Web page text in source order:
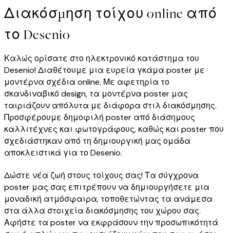
Διακόσμηση τοίχου online από
το Desenio
Καλώς ορίσατε στο ηλεκτρονικό κατάστημα του
Desenio! Διαθέτουμε μια ευρεία γκάμα poster με
μοντέρνα σχέδια online. Με αφετηρία το
σκανδιναβικό design, τα μοντέρνα poster μας
ταιριάζουν απόλυτα με διάφορα στιλ διακόσμησης.
Προσφέρουμε δημοφιλή poster από διάσημους
καλλιτέχνες και φωτογράφους, καθώς και poster που
σχεδιάστηκαν από τη δημιουργική μας ομάδα
αποκλειστικά για το Desenio.
Δώστε νέα ζωή στους τοίχους σας! Τα σύγχρονα
poster μας σας επιτρέπουν να δημιουργήσετε μια
μοναδική ατμόσφαιρα, τοποθετώντας τα ανάμεσα
στα άλλα στοιχεία διακόσμησης του χώρου σας.
Αφήστε τα poster να εκφράσουν την προσωπικότητά